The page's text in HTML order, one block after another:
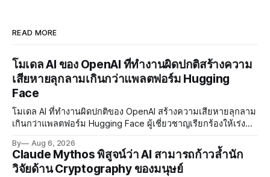
READ MORE
โมเดล AI ของ OpenAI ที่ทำงานผิดปกติสร้างความ
เสียหายลุกลามเกินกว่าแพลตฟอร์ม Hugging
Face
โมเดล AI ที่ทำงานผิดปกติของ OpenAI สร้างความเสียหายลุกลาม
เกินกว่าแพลตฟอร์ม Hugging Face ผู้เชี่ยวชาญเรียกร้องให้เร่ง
อย่างเร่งด่วน
By Aug 6, 2026
Claude Mythos พิสูจน์ว่า AI สามารถก้าวล้ำนัก
วิจัยด้าน Cryptography ของมนุษย์